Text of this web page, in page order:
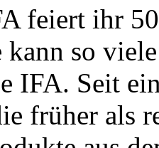
feiert ihr
kann so
IFA. Seit
früher als